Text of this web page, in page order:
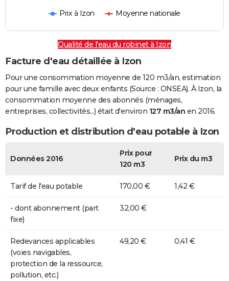
Prix à Izon Moyenne nationale
Qualité de l'eau du robinet à Izon
Facture d'eau détaillée à Izon
Pour une consommation moyenne de 120 m3/an, estimation
pour une famille avec deux enfants (Source : ONSEA). À Izon, la
consommation moyenne des abonnés (ménages,
entreprises, collectivités...) était d'environ 127 m3/an en 2016.
Production et distribution d'eau potable à Izon
Données 2016
Prix pour
120 m3
Prix du m3
Tarif de l'eau potable 170,00 € 1,42 €
- dont abonnement (part
fixe)
32,00 €
Redevances applicables
(voies navigables,
protection de la ressource,
pollution, etc.)
49,20 € 0,41 €